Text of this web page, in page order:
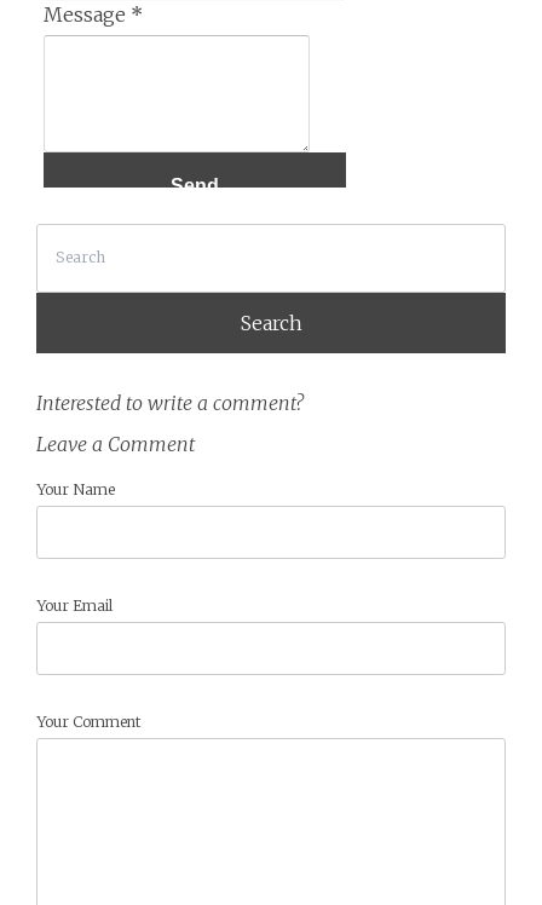
Message *
Interested to write a comment?
Leave a Comment
Your Name
Your Email
Your Comment